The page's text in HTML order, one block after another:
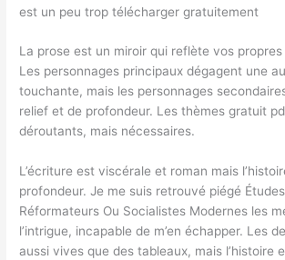
est un peu trop télécharger gratuitement
La prose est un miroir qui reflète vos
Les personnages principaux dégagent une
touchante, mais les personnages
relief et de profondeur. Les thèmes gratuit
déroutants, mais nécessaires.
L’écriture est viscérale et roman mais
profondeur. Je me suis retrouvé piégé
Réformateurs Ou Socialistes Modernes les
l’intrigue, incapable de m’en échapper. Les
aussi vives que des tableaux, mais l’histoire